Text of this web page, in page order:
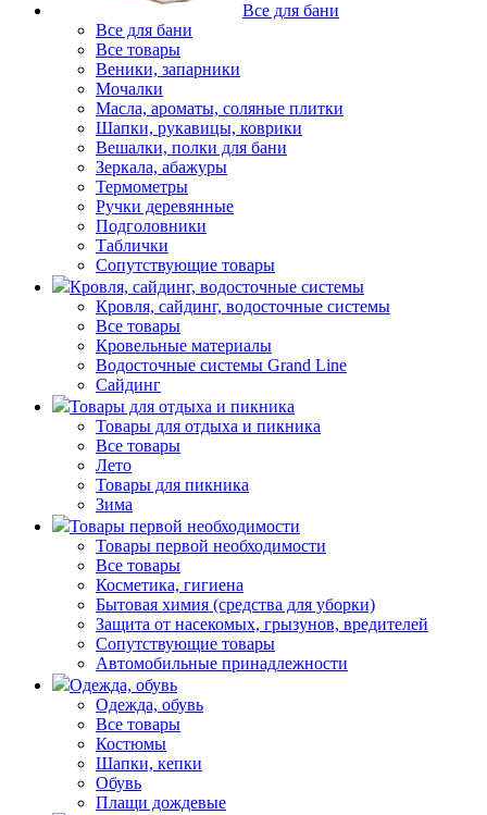
Все для бани
Все для бани
Все товары
Веники, запарники
Мочалки
Масла, ароматы, соляные плитки
Шапки, рукавицы, коврики
Вешалки, полки для бани
Зеркала, абажуры
Термометры
Ручки деревянные
Подголовники
Таблички
Сопутствующие товары
Кровля, сайдинг, водосточные системы
Кровля, сайдинг, водосточные системы
Все товары
Кровельные материалы
Водосточные системы Grand Line
Сайдинг
Товары для отдыха и пикника
Товары для отдыха и пикника
Все товары
Лето
Товары для пикника
Зима
Товары первой необходимости
Товары первой необходимости
Все товары
Косметика, гигиена
Бытовая химия (средства для уборки)
Защита от насекомых, грызунов, вредителей
Сопутствующие товары
Автомобильные принадлежности
Одежда, обувь
Одежда, обувь
Все товары
Костюмы
Шапки, кепки
Обувь
Плащи дождевые